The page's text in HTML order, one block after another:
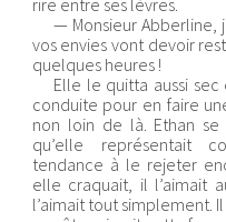
— Monsieur Abberline,
vos envies vont devoir
quelques heures !
Elle le quitta aussi
conduite pour en faire
non loin de là. Ethan
qu’elle représentait
tendance à le rejeter
elle craquait, il l’aimait
l’aimait tout simplement.